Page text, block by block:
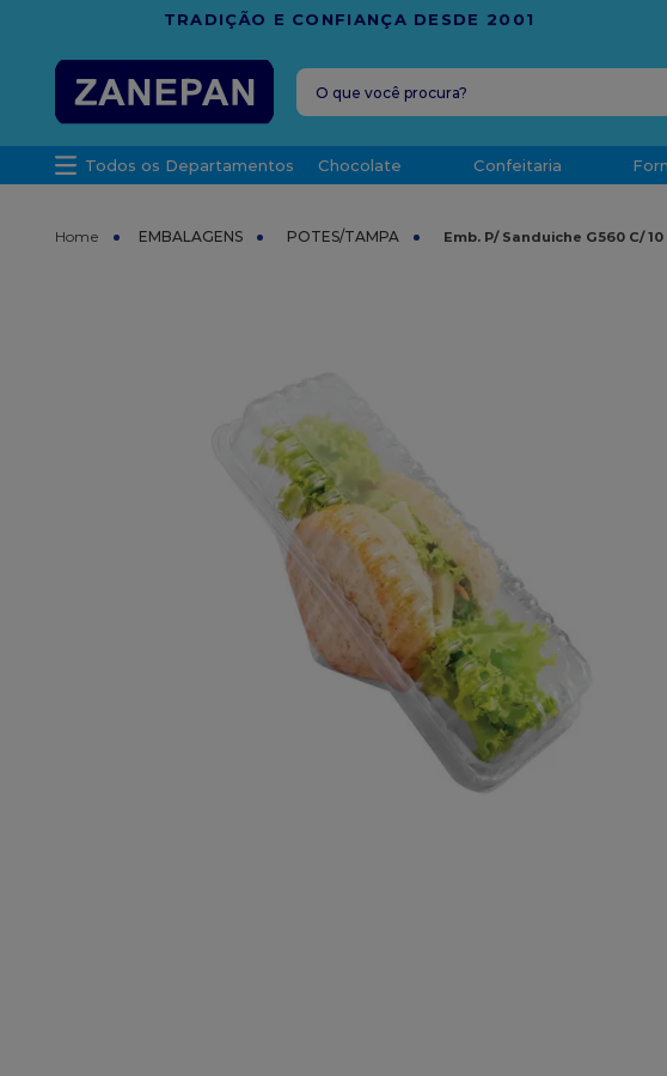
FRETE GRÁTIS
O que você procura?
Todos os Departamentos Chocolate Confeitaria
EMBALAGENS POTES/TAMPA Emb. P/ Sanduiche G560 C/
caixa
10º chocolate